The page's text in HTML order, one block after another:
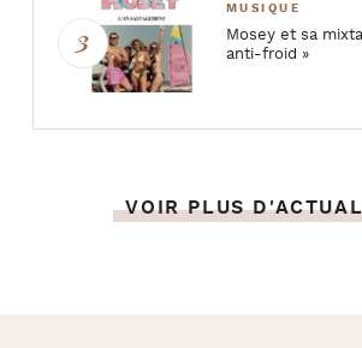
MUSIQUE
Mosey et sa
anti-froid »
VOIR PLUS